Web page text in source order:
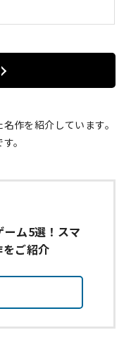
作を紹介しています。
。
ーム5選！スマ
ご紹介